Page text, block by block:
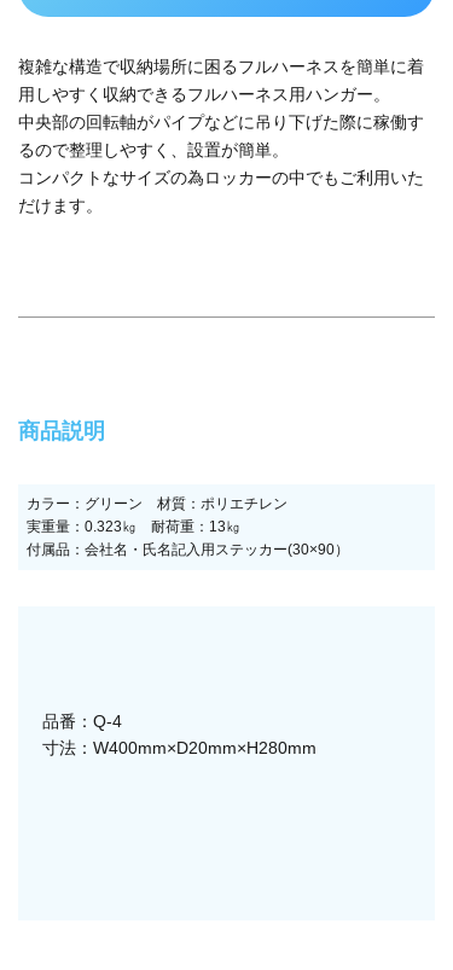
複雑な構造で収納場所に困るフルハーネスを簡単に着
用しやすく収納できるフルハーネス用ハンガー。
中央部の回転軸がパイプなどに吊り下げた際に稼働す
るので整理しやすく、設置が簡単。
コンパクトなサイズの為ロッカーの中でもご利用いた
だけます。
商品説明
カラー：グリーン 材質：ポリエチレン
実重量：0.323㎏ 耐荷重：13㎏
付属品：会社名・氏名記入用ステッカー(30×90）
品番：Q-4
寸法：W400mm×D20mm×H280mm